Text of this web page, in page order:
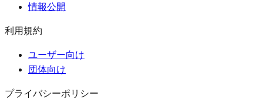
情報公開
利用規約
ユーザー向け
団体向け
プライバシーポリシー